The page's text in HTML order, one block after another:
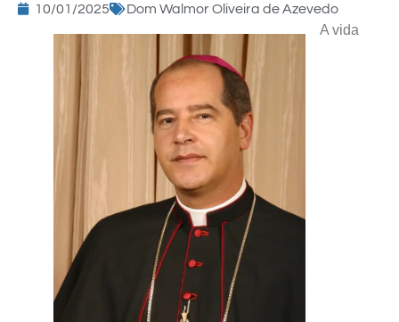
10/01/2025 Dom Walmor Oliveira de Azevedo
A vida